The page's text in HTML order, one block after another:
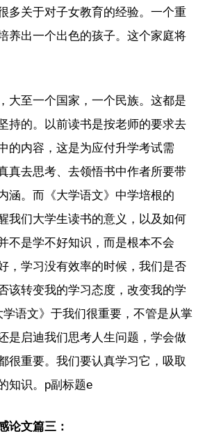
多关于对子女教育的经验。一个重
养出一个出色的孩子。这个家庭将
大至一个国家，一个民族。这都是
持的。以前读书是按老师的要求去
的内容，这是为应付升学考试需
真去思考、去领悟书中作者所要带
涵。而《大学语文》中学培根的
我们大学生读书的意义，以及如何
是学不好知识，而是根本不会
，学习没有效率的时候，我们是否
该转变我的学习态度，改变我的学
语文》于我们很重要，不管是从掌
是启迪我们思考人生问题，学会做
很重要。我们要认真学习它，吸取
知识。p副标题e
论文篇三：